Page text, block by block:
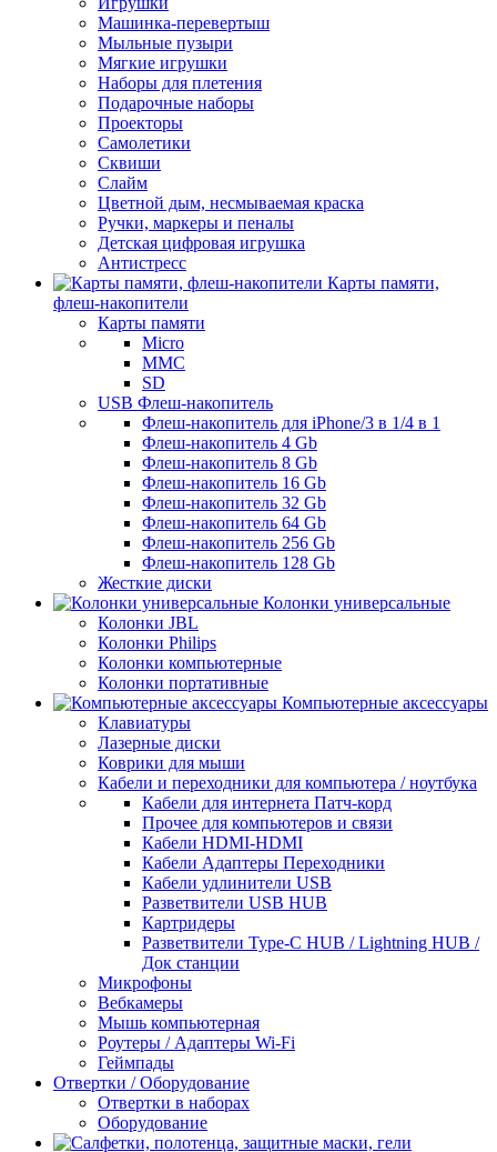
Машинка-перевертыш
Мыльные пузыри
Мягкие игрушки
Наборы для плетения
Подарочные наборы
Проекторы
Самолетики
Сквиши
Слайм
Цветной дым, несмываемая краска
Ручки, маркеры и пеналы
Детская цифровая игрушка
Антистресс
Карты памяти,
флеш-накопители
Карты памяти
Micro
MMC
SD
USB Флеш-накопитель
Флеш-накопитель для iPhone/3 в 1/4 в 1
Флеш-накопитель 4 Gb
Флеш-накопитель 8 Gb
Флеш-накопитель 16 Gb
Флеш-накопитель 32 Gb
Флеш-накопитель 64 Gb
Флеш-накопитель 256 Gb
Флеш-накопитель 128 Gb
Жесткие диски
Колонки универсальные
Колонки JBL
Колонки Philips
Колонки компьютерные
Колонки портативные
Компьютерные аксессуары
Клавиатуры
Лазерные диски
Коврики для мыши
Кабели и переходники для компьютера / ноутбука
Кабели для интернета Патч-корд
Прочее для компьютеров и связи
Кабели HDMI-HDMI
Кабели Адаптеры Переходники
Кабели удлинители USB
Разветвители USB HUB
Картридеры
Разветвители Type-C HUB / Lightning HUB /
Док станции
Микрофоны
Вебкамеры
Мышь компьютерная
Роутеры / Адаптеры Wi-Fi
Геймпады
Отвертки / Оборудование
Отвертки в наборах
Оборудование